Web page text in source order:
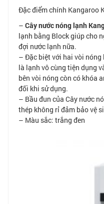
Đặc điểm chính Kangaroo
– Cây nước nóng lạnh
lạnh bằng Block giúp cho
đợi nước lạnh nữa.
– Đặc biệt với hai vòi nóng
là lạnh vô cùng tiện dụng
bên vòi nóng còn có khóa
đối khi sử dụng.
– Bầu đun của Cây nước
thép không rỉ đảm bảo vệ
– Màu sắc: trắng đen